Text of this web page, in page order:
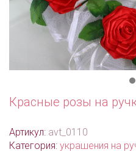
Красные розы на
Артикул: avt_0110
Категория: украшения на